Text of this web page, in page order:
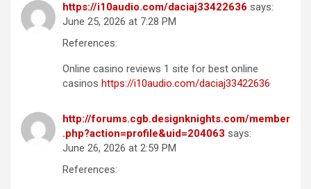
https://i10audio.com/daciaj33422636 says:
June 25, 2026 at 7:28 PM
References:
Online casino reviews 1 site for best online
casinos https://i10audio.com/daciaj33422636
http://forums.cgb.designknights.com/member
.php?action=profile&uid=204063 says:
June 26, 2026 at 2:59 PM
References: